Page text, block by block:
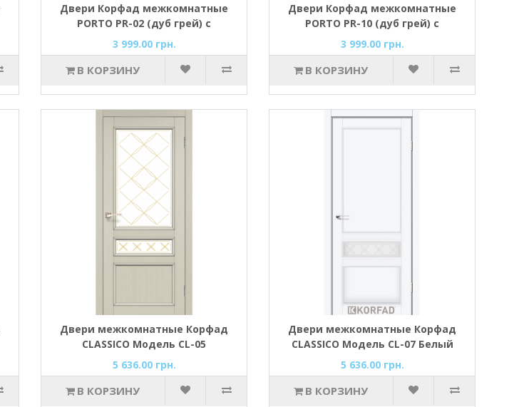
Двери Корфад межкомнатные
PORTO PR-02 (дуб грей) с
Чёрным стеклом
3 999.00 грн.
В КОРЗИНУ
Двери Корфад межкомнатные
PORTO PR-10 (дуб грей) с
Бронзовым стеклом
3 999.00 грн.
В КОРЗИНУ
Двери межкомнатные Корфад
CLASSICO Модель CL-05
5 636.00 грн.
В КОРЗИНУ
Двери межкомнатные Корфад
CLASSICO Модель CL-07 Белый
перламутр
5 636.00 грн.
В КОРЗИНУ